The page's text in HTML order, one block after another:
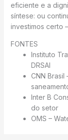
eficiente e a
síntese: ou
investimos certo
FONTES
Instituto
DRSAI
CNN
Inter B
do setor
OMS –